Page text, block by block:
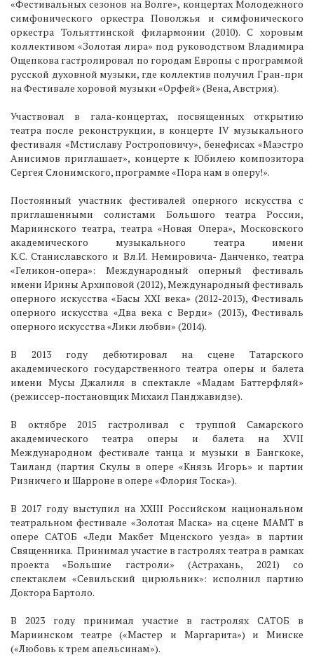
«Фестивальных сезонов на Волге», концертах Молодежного
симфонического оркестра Поволжья и симфонического
оркестра Тольяттинской филармонии (2010). С хоровым
коллективом «Золотая лира» под руководством Владимира
Ощепкова гастролировал по городам Европы с программой
русской духовной музыки, где коллектив получил Гран-при
на Фестивале хоровой музыки «Орфей» (Вена, Австрия).
Участвовал в гала-концертах, посвященных открытию
театра после реконструкции, в концерте IV музыкального
фестиваля «Мстиславу Ростроповичу», бенефисах «Маэстро
Анисимов приглашает», концерте к Юбилею композитора
Сергея Слонимского, программе «Пора нам в оперу!».
Постоянный участник фестивалей оперного искусства с
приглашенными солистами Большого театра России,
Мариинского театра, театра «Новая Опера», Московского
академического музыкального театра имени
К.С. Станиславского и Вл.И. Немировича- Данченко, театра
«Геликон-опера»: Международный оперный фестиваль
имени Ирины Архиповой (2012), Международный фестиваль
оперного искусства «Басы XXI века» (2012-2013), Фестиваль
оперного искусства «Два века с Верди» (2013), Фестиваль
оперного искусства «Лики любви» (2014).
В 2013 году дебютировал на сцене Татарского
академического государственного театра оперы и балета
имени Мусы Джалиля в спектакле «Мадам Баттерфляй»
(режиссер-постановщик Михаил Панджавидзе).
В октябре 2015 гастроливал с труппой Самарского
академического театра оперы и балета на XVII
Международном фестивале танца и музыки в Бангкоке,
Таиланд (партия Скулы в опере «Князь Игорь» и партии
Ризничего и Шарроне в опере «Флория Тоска»).
В 2017 году выступил на XXIII Российском национальном
театральном фестивале «Золотая Маска» на сцене МАМТ в
опере САТОБ «Леди Макбет Мценского уезда» в партии
Священника. Принимал участие в гастролях театра в рамках
проекта «Большие гастроли» (Астрахань, 2021) со
спектаклем «Севильский цирюльник»: исполнил партию
Доктора Бартоло.
В 2023 году принимал участие в гастролях САТОБ в
Мариинском театре («Мастер и Маргарита») и Минске
(«Любовь к трем апельсинам»).